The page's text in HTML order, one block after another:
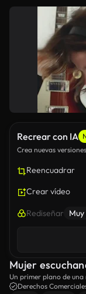
Recrear con IA
Crea nuevas
Reencuadrar
Crear vídeo
Rediseñar
Mujer
Un primer plano de
Derechos